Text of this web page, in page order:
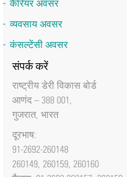
कैरियर अवसर
व्यवसाय अवसर
कंसल्टेंसी अवसर
संपर्क करें
राष्‍ट्रीय डेरी विकास बोर्ड
आणंद – 388 001,
गुजरात, भारत
दूरभाष:
91-2692-260148
260149, 260159, 260160